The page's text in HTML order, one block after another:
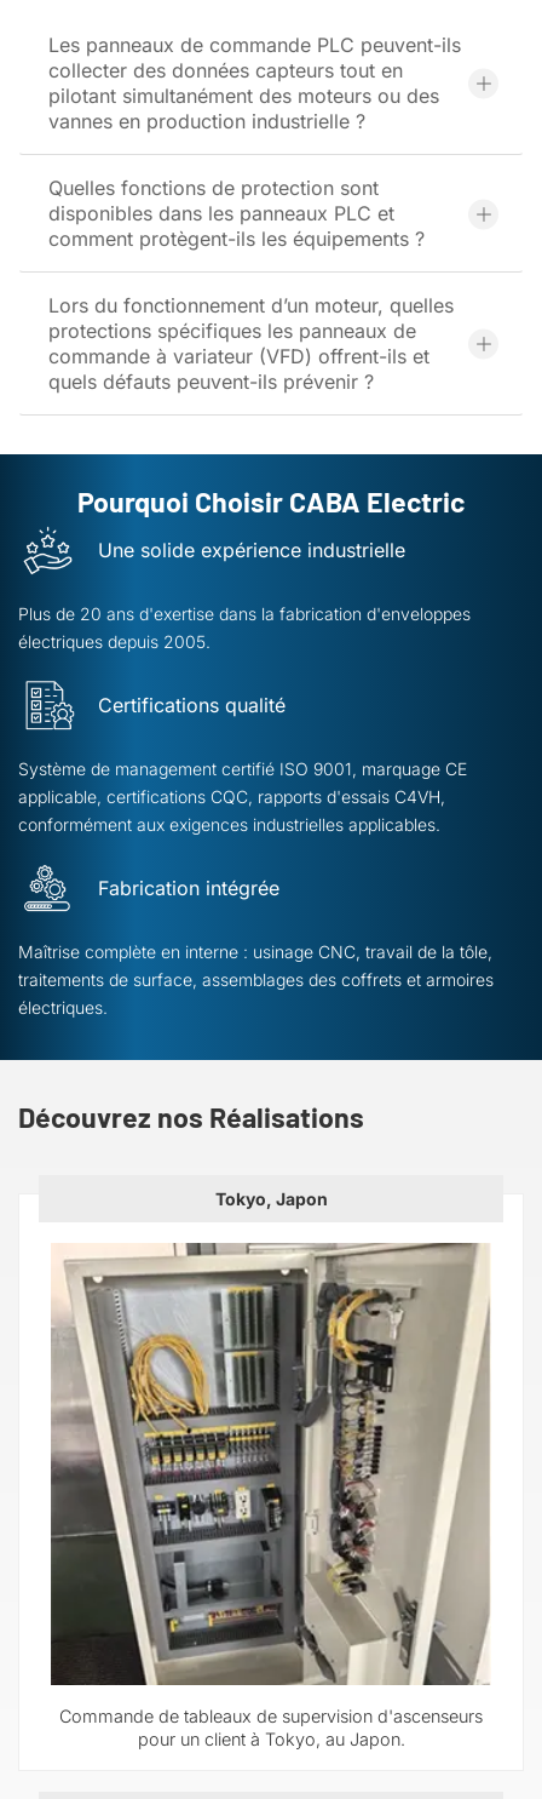
Les panneaux de commande PLC peuvent-ils
collecter des données capteurs tout en
pilotant simultanément des moteurs ou des
vannes en production industrielle ?
Quelles fonctions de protection sont
disponibles dans les panneaux PLC et
comment protègent-ils les équipements ?
Lors du fonctionnement d’un moteur, quelles
protections spécifiques les panneaux de
commande à variateur (VFD) offrent-ils et
quels défauts peuvent-ils prévenir ?
Pourquoi Choisir CABA Electric
Une solide expérience industrielle
Plus de 20 ans d'exertise dans la fabrication d'enveloppes
électriques depuis 2005.
Certifications qualité
Système de management certifié ISO 9001, marquage CE
applicable, certifications CQC, rapports d'essais C4VH,
conformément aux exigences industrielles applicables.
Fabrication intégrée
Maîtrise complète en interne : usinage CNC, travail de la tôle,
traitements de surface, assemblages des coffrets et armoires
électriques.
Découvrez nos Réalisations
Commande de tableaux de supervision d'ascenseurs
pour un client à Tokyo, au Japon.
Tokyo, Japon